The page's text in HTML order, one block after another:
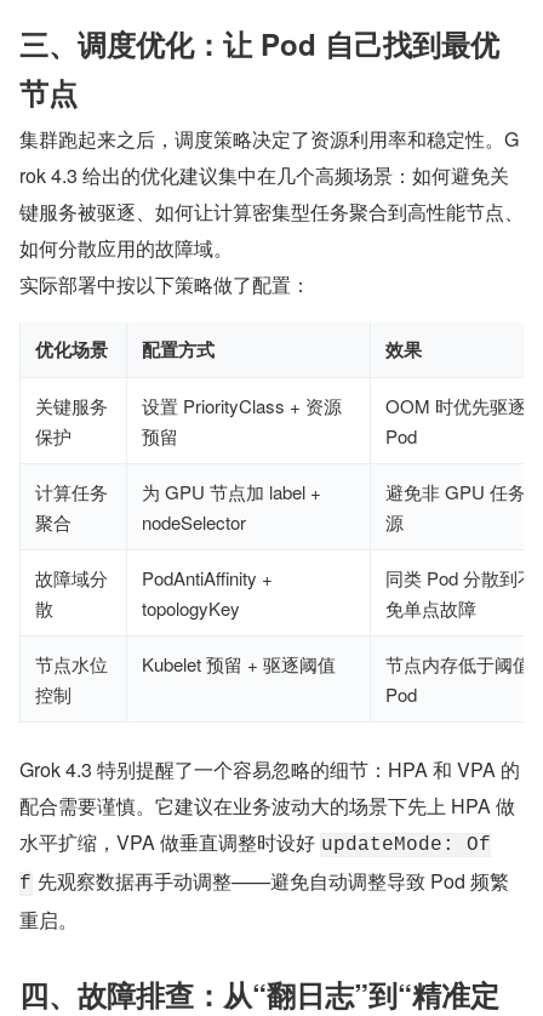
三、调度优化：让 Pod 自己找到最优
节点
集群跑起来之后，调度策略决定了资源利用率和稳定性。G
rok 4.3 给出的优化建议集中在几个高频场景：如何避免关
键服务被驱逐、如何让计算密集型任务聚合到高性能节点、
如何分散应用的故障域。
实际部署中按以下策略做了配置：
优化场景 配置方式 效果
关键服务
保护
设置 PriorityClass + 资源
预留
OOM 时优先驱逐
Pod
计算任务
聚合
为 GPU 节点加 label +
nodeSelector
避免非 GPU 任务
源
故障域分
散
PodAntiAffinity +
topologyKey
同类 Pod 分散到不
免单点故障
节点水位
控制
Kubelet 预留 + 驱逐阈值
节点内存低于阈值
Pod
Grok 4.3 特别提醒了一个容易忽略的细节：HPA 和 VPA 的
配合需要谨慎。它建议在业务波动大的场景下先上 HPA 做
水平扩缩，VPA 做垂直调整时设好 updateMode: Of
f 先观察数据再手动调整——避免自动调整导致 Pod 频繁
重启。
四、故障排查：从“翻日志”到“精准定